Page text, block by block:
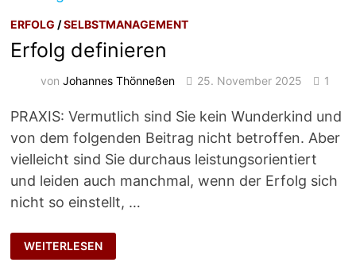
ERFOLG /SELBSTMANAGEMENT
Erfolg definieren
vonJohannes Thönneßen 25. November 2025 1
PRAXIS: Vermutlich sind Sie kein Wunderkind und
von dem folgenden Beitrag nicht betroffen. Aber
vielleicht sind Sie durchaus leistungsorientiert
und leiden auch manchmal, wenn der Erfolg sich
nicht so einstellt, …
ERFOLG
DEFINIEREN
WEITERLESEN